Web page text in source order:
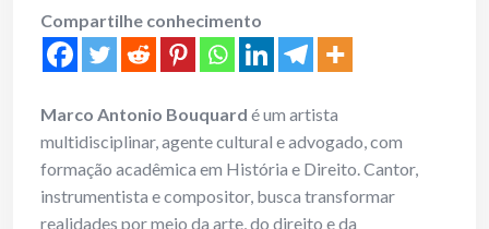
Compartilhe conhecimento
Marco Antonio Bouquard é um artista
multidisciplinar, agente cultural e advogado, com
formação acadêmica em História e Direito. Cantor,
instrumentista e compositor, busca transformar
realidades por meio da arte, do direito e da